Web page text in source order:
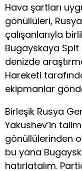
Hava şartları
gönüllüleri,
çalışanlarıyla
Bugayskaya
denizde
Hareketi
ekipmanlar
Birleşik Rusya
Yakushev’in
gönüllülerinden
bu yana
hatırlatalım.